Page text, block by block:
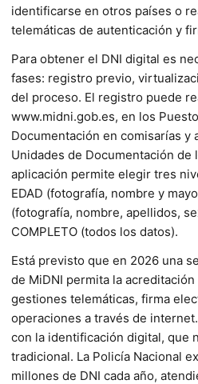
identificarse en otros países o
telemáticas de autenticación y
Para obtener el DNI digital es
fases: registro previo,
del proceso. El registro puede
www.midni.gob.es, en los
Documentación en comisarías y
Unidades de Documentación de
aplicación permite elegir tres
EDAD (fotografía, nombre y
(fotografía, nombre, apellidos,
COMPLETO (todos los datos).
Está previsto que en 2026 una
de MiDNI permita la
gestiones telemáticas, firma
operaciones a través de
con la identificación digital, que
tradicional. La Policía Nacional
millones de DNI cada año,